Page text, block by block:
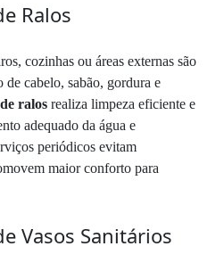
Ralos
cozinhas ou áreas externas são
cabelo, sabão, gordura e
ralos realiza limpeza eficiente e
adequado da água e
periódicos evitam
maior conforto para
Vasos Sanitários